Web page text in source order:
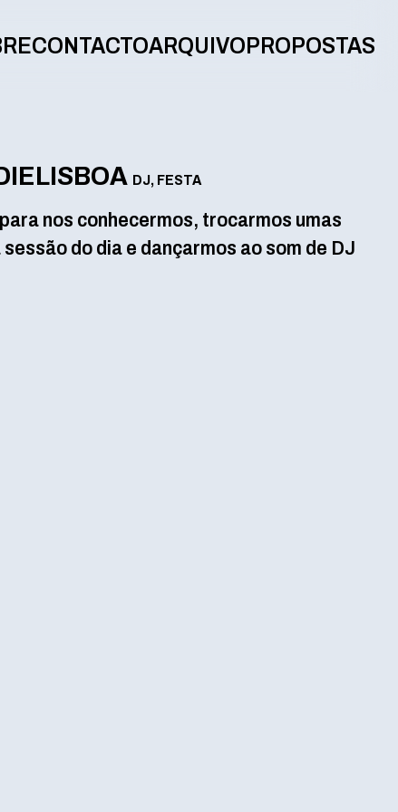
CONTACTOARQUIVO PROPOSTAS
DJ, FESTA
nos conhecermos, trocarmos umas
do dia e dançarmos ao som de DJ